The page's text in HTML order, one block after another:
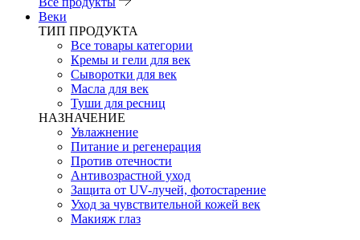
Веки
ТИП ПРОДУКТА
Все товары категории
Кремы и гели для век
Сыворотки для век
Масла для век
Туши для ресниц
НАЗНАЧЕНИЕ
Увлажнение
Питание и регенерация
Против отечности
Антивозрастной уход
Защита от UV-лучей, фотостарение
Уход за чувствительной кожей век
Макияж глаз